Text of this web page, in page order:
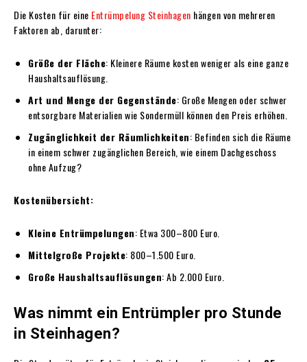
Die Kosten für eine Entrümpelung Steinhagen hängen von mehreren
Faktoren ab, darunter:
Größe der Fläche: Kleinere Räume kosten weniger als eine ganze
Haushaltsauflösung.
Art und Menge der Gegenstände: Große Mengen oder schwer
entsorgbare Materialien wie Sondermüll können den Preis erhöhen.
Zugänglichkeit der Räumlichkeiten: Befinden sich die Räume
in einem schwer zugänglichen Bereich, wie einem Dachgeschoss
ohne Aufzug?
Kostenübersicht:
Kleine Entrümpelungen: Etwa 300–800 Euro.
Mittelgroße Projekte: 800–1.500 Euro.
Große Haushaltsauflösungen: Ab 2.000 Euro.
Was nimmt ein Entrümpler pro Stunde
in Steinhagen?